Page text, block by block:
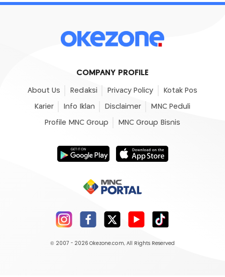
COMPANY PROFILE
About Us Redaksi Privacy Policy Kotak Pos
Karier Info Iklan Disclaimer MNC Peduli
Profile MNC Group MNC Group Bisnis
© 2007 - 2026 Okezone.com, All Rights Reserved